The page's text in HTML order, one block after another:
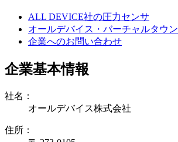
ALL DEVICE社の圧力センサ
オールデバイス・バーチャルタウン
企業へのお問い合わせ
企業基本情報
社名：
オールデバイス株式会社
住所：